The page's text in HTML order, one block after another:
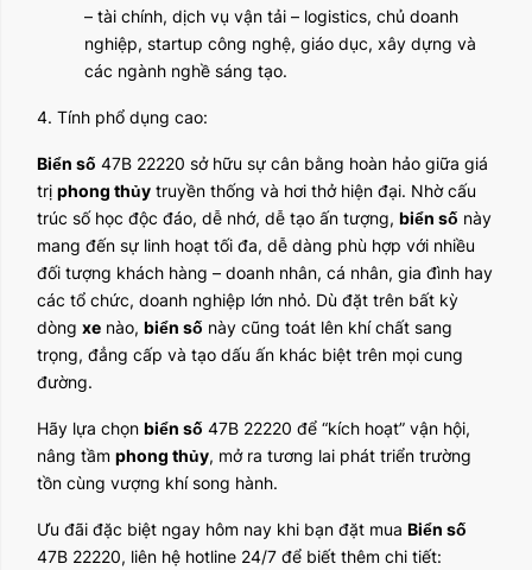
– tài chính, dịch vụ vận tải – logistics, chủ doanh
nghiệp, startup công nghệ, giáo dục, xây dựng và
các ngành nghề sáng tạo.
4. Tính phổ dụng cao:
Biển số 47B 22220 sở hữu sự cân bằng hoàn hảo giữa giá
trị phong thủy truyền thống và hơi thở hiện đại. Nhờ cấu
trúc số học độc đáo, dễ nhớ, dễ tạo ấn tượng, biển số này
mang đến sự linh hoạt tối đa, dễ dàng phù hợp với nhiều
đối tượng khách hàng – doanh nhân, cá nhân, gia đình hay
các tổ chức, doanh nghiệp lớn nhỏ. Dù đặt trên bất kỳ
dòng xe nào, biển số này cũng toát lên khí chất sang
trọng, đẳng cấp và tạo dấu ấn khác biệt trên mọi cung
đường.
Hãy lựa chọn biển số 47B 22220 để “kích hoạt” vận hội,
nâng tầm phong thủy, mở ra tương lai phát triển trường
tồn cùng vượng khí song hành.
Ưu đãi đặc biệt ngay hôm nay khi bạn đặt mua Biển số
47B 22220, liên hệ hotline 24/7 để biết thêm chi tiết: